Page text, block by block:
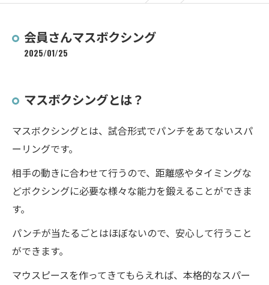
会員さんマスボクシング
2025/01/25
マスボクシングとは？
マスボクシングとは、試合形式でパンチをあてないスパ
ーリングです。
相手の動きに合わせて行うので、距離感やタイミングな
どボクシングに必要な様々な能力を鍛えることができま
す。
パンチが当たるごとはほぼないので、安心して行うこと
ができます。
マウスピースを作ってきてもらえれば、本格的なスパー